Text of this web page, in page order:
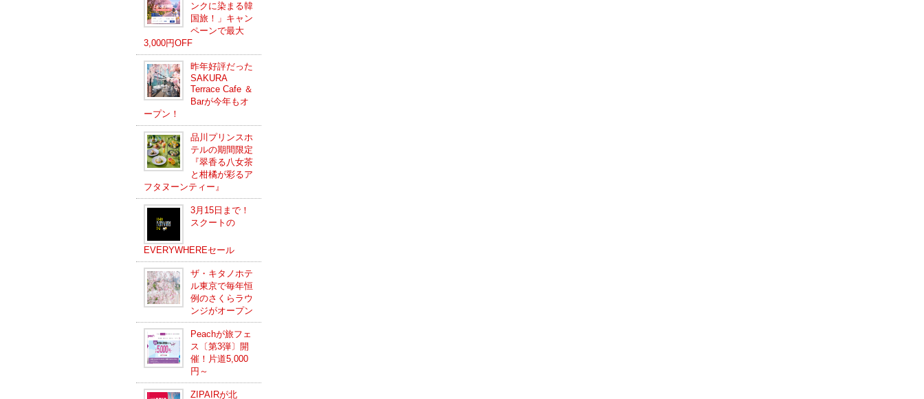
ンクに染まる韓
国旅！」キャン
ペーンで最大
3,000円OFF
昨年好評だった
SAKURA
Terrace Cafe ＆
Barが今年もオ
ープン！
品川プリンスホ
テルの期間限定
『翠香る八女茶
と柑橘が彩るア
フタヌーンティー』
3月15日まで！
スクートの
EVERYWHEREセール
ザ・キタノホテ
ル東京で毎年恒
例のさくらラウ
ンジがオープン
Peachが旅フェ
ス〔第3弾〕開
催！片道5,000
円～
ZIPAIRが北